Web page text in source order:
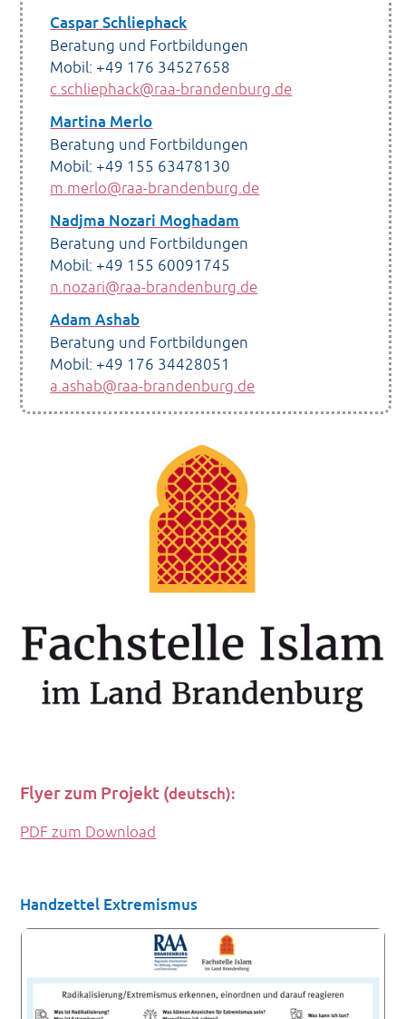
Caspar Schliephack
Beratung und Fortbildungen
Mobil: +49 176 34527658
c.schliephack@raa-brandenburg.de
Martina Merlo
Beratung und Fortbildungen
Mobil: +49 155 63478130
m.merlo@raa-brandenburg.de
Nadjma Nozari Moghadam
Beratung und Fortbildungen
Mobil: +49 155 60091745
n.nozari@raa-brandenburg.de
Adam Ashab
Beratung und Fortbildungen
Mobil: +49 176 34428051
a.ashab@raa-brandenburg.de
Flyer zum Projekt (deutsch):
PDF zum Download
Handzettel Extremismus